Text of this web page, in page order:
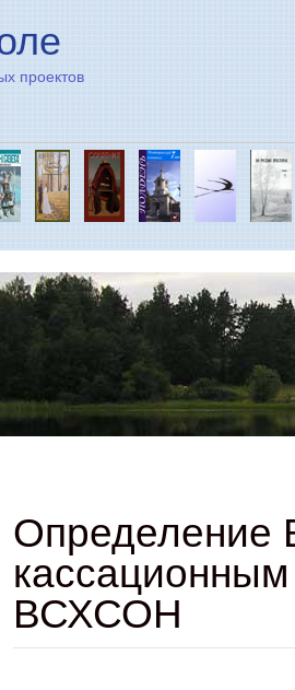
проектов
Определение
ВСХСОН